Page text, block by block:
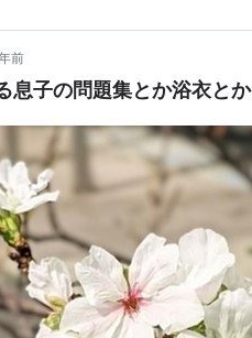
前
子の問題集とか浴衣とか